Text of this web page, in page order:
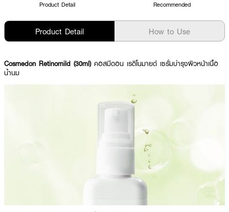
Product Detail Recommended
Product Detail How to Use
Cosmedon Retinomild (30ml) คอสมีดอน เรติโนมายด์ เซรั่มบำรุงผิวหน้าเนื้อ
น้ำนม